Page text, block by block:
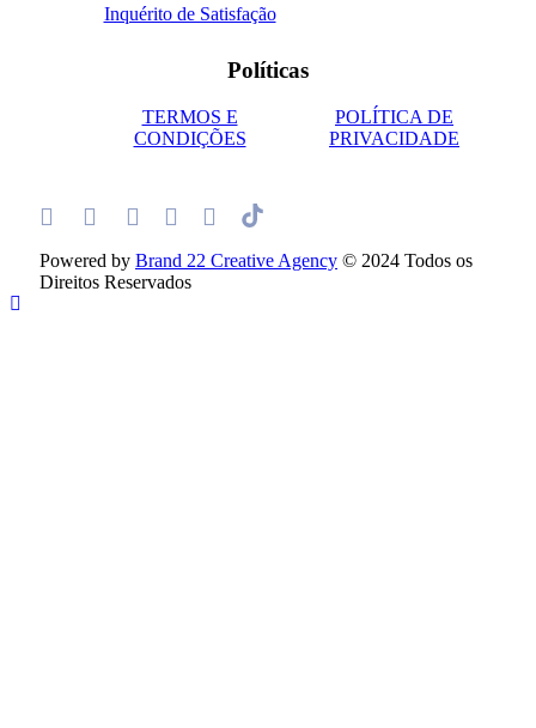
Inquérito de Satisfação
Políticas
TERMOS E
CONDIÇÕES
POLÍTICA DE
PRIVACIDADE
Powered by Brand 22 Creative Agency © 2024 Todos os
Direitos Reservados